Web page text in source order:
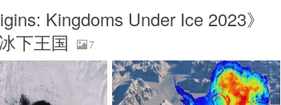
Kingdoms Under Ice 2023》
下王国
7